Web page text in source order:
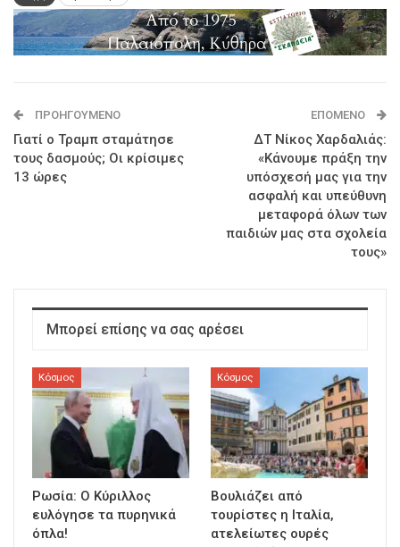
ΠΡΟΗΓΟΎΜΕΝΟ
Γιατί ο Τραμπ σταμάτησε
τους δασμούς; Oι κρίσιμες
13 ώρες
ΕΠΌΜΕΝΟ
ΔΤ Νίκος Χαρδαλιάς:
«Κάνουμε πράξη την
υπόσχεσή μας για την
ασφαλή και υπεύθυνη
μεταφορά όλων των
παιδιών μας στα σχολεία
τους»
Μπορεί επίσης να σας αρέσει
Κόσμος
Ρωσία: Ο Κύριλλος
ευλόγησε τα πυρηνικά
όπλα!
Κόσμος
Βουλιάζει από
τουρίστες η Ιταλία,
ατελείωτες ουρές